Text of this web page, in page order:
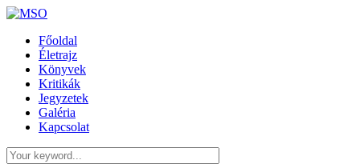
Főoldal
Életrajz
Könyvek
Kritikák
Jegyzetek
Galéria
Kapcsolat